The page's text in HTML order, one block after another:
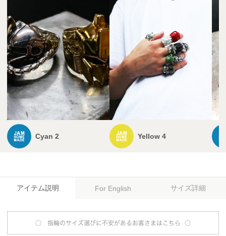
Cyan 2 Yellow 4
アイテム説明 For English サイズ詳細